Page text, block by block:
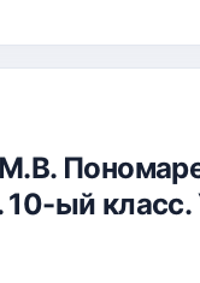
10-ый класс.